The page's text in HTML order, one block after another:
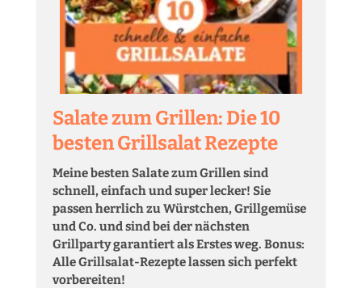
Salate zum Grillen: Die 10
besten Grillsalat Rezepte
Meine besten Salate zum Grillen sind
schnell, einfach und super lecker! Sie
passen herrlich zu Würstchen, Grillgemüse
und Co. und sind bei der nächsten
Grillparty garantiert als Erstes weg. Bonus:
Alle Grillsalat-Rezepte lassen sich perfekt
vorbereiten!